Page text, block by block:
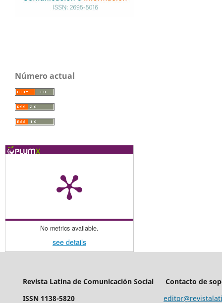
Número actual
No metrics available.
see details
Revista Latina de Comunicación Social
ISSN 1138-5820
Contacto de